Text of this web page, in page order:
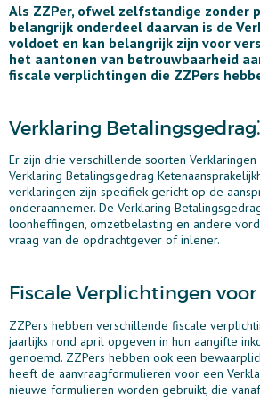
Als ZZPer, ofwel zelfstandige zonder
belangrijk onderdeel daarvan is de
voldoet en kan belangrijk zijn voor
het aantonen van betrouwbaarheid
fiscale verplichtingen die ZZPers
Verklaring
Er zijn drie verschillende soorten
Verklaring Betalingsgedrag
verklaringen zijn specifiek gericht op de
onderaannemer. De Verklaring
loonheffingen, omzetbelasting en andere
vraag van de opdrachtgever of inlener.
Fiscale Verplichtingen voor
ZZPers hebben verschillende fiscale
jaarlijks rond april opgeven in hun aangifte
genoemd. ZZPers hebben ook een
heeft de aanvraagformulieren voor een
nieuwe formulieren worden gebruikt, die